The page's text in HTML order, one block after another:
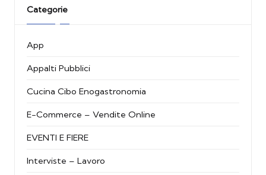
Categorie
App
Appalti Pubblici
Cucina Cibo Enogastronomia
E-Commerce – Vendite Online
EVENTI E FIERE
Interviste – Lavoro